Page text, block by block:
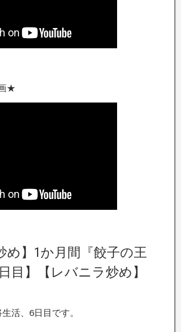
★
め】1か月間『餃子の王
目】【レバニラ炒め】
活、6日目です。